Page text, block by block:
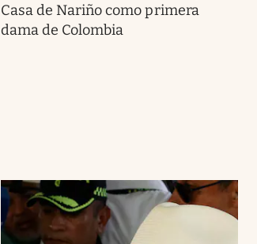
Casa de Nariño como primera
dama de Colombia